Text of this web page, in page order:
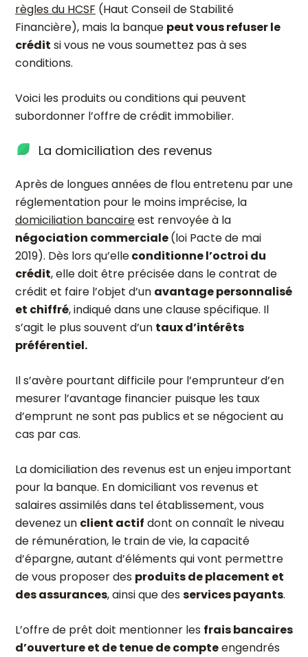
règles du HCSF (Haut Conseil de Stabilité
Financière), mais la banque peut vous refuser le
crédit si vous ne vous soumettez pas à ses
conditions.
Voici les produits ou conditions qui peuvent
subordonner l’offre de crédit immobilier.
La domiciliation des revenus
Après de longues années de flou entretenu par une
réglementation pour le moins imprécise, la
domiciliation bancaireest renvoyée à la
négociation commerciale(loi Pacte de mai
2019). Dès lors qu’elleconditionne l’octroi du
crédit, elle doit être précisée dans le contrat de
crédit et faire l’objet d’un avantage personnalisé
et chiffré, indiqué dans une clause spécifique. Il
s’agit le plus souvent d’un taux d’intérêts
préférentiel.
Il s’avère pourtant difficile pour l’emprunteur d’en
mesurer l’avantage financier puisque les taux
d’emprunt ne sont pas publics et se négocient au
cas par cas.
La domiciliation des revenus est un enjeu important
pour la banque. En domiciliant vos revenus et
salaires assimilés dans tel établissement, vous
devenez un client actif dont on connaît le niveau
de rémunération, le train de vie, la capacité
d’épargne, autant d’éléments qui vont permettre
de vous proposer des produits de placement et
des assurances, ainsi que desservices payants.
L’offre de prêt doit mentionner les frais bancaires
d’ouverture et de tenue de compteengendrés